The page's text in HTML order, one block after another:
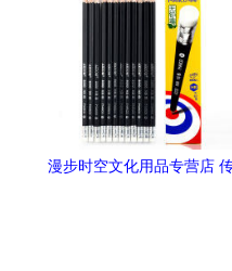
漫步时空文化用品专营店